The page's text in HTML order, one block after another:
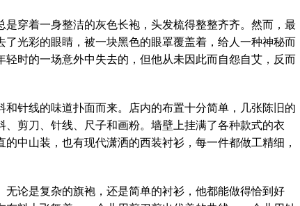
是穿着一身整洁的灰色长袍，头发梳得整整齐齐。然而，最
了光彩的眼睛，被一块黑色的眼罩覆盖着，给人一种神秘而
轻时的一场意外中失去的，但他从未因此而自怨自艾，反而
和针线的味道扑面而来。店内的布置十分简单，几张陈旧的
、剪刀、针线、尺子和画粉。墙壁上挂满了各种款式的衣
中山装，也有现代潇洒的西装衬衫，每一件都做工精细，
无论是复杂的旗袍，还是简单的衬衫，他都能做得恰到好